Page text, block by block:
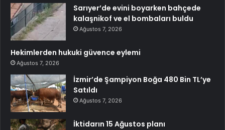
Sarıyer’de evini boyarken bahçede
kalaşnikof ve el bombaları buldu
Ağustos 7, 2026
Hekimlerden hukuki güvence eylemi
Ağustos 7, 2026
İzmir’de Şampiyon Boğa 480 Bin TL’ye
Satıldı
Ağustos 7, 2026
İktidarın 15 Ağustos planı